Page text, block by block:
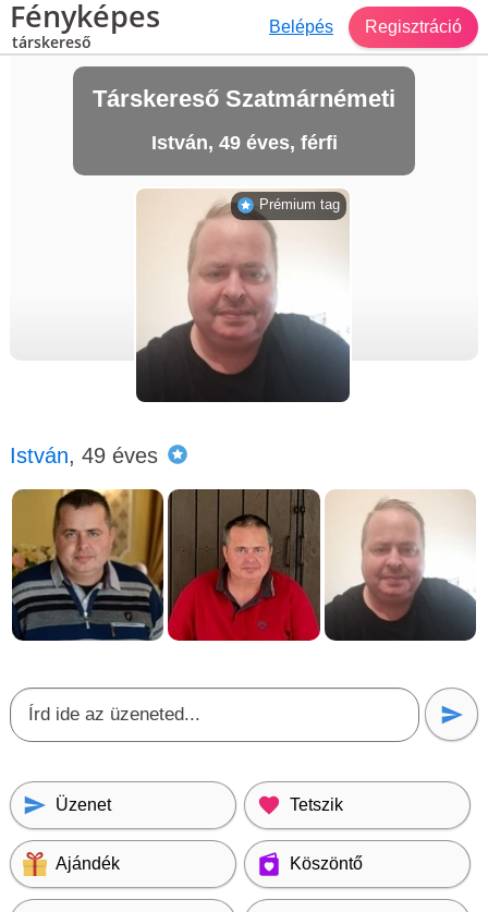
Fényképes
társkereső
Belépés Regisztráció
Társkereső Szatmárnémeti
István, 49 éves, férfi
István, 49 éves
Üzenet Tetszik
Ajándék Köszöntő
Prémium tag